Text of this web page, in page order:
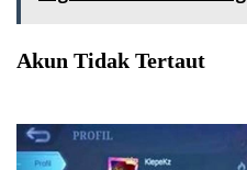
Akun Tidak Tertaut